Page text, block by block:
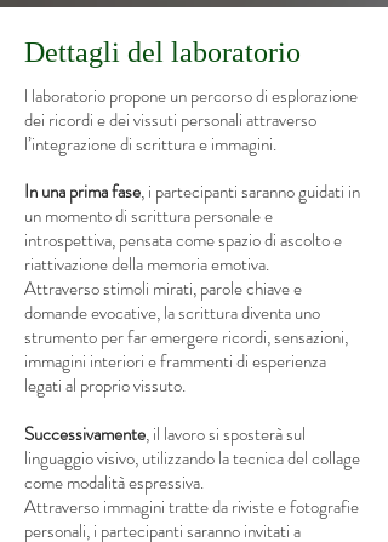
Dettagli del laboratorio
l laboratorio propone un percorso di esplorazione
dei ricordi e dei vissuti personali attraverso
l’integrazione di scrittura e immagini.
In una prima fase, i partecipanti saranno guidati in
un momento di scrittura personale e
introspettiva, pensata come spazio di ascolto e
riattivazione della memoria emotiva.
Attraverso stimoli mirati, parole chiave e
domande evocative, la scrittura diventa uno
strumento per far emergere ricordi, sensazioni,
immagini interiori e frammenti di esperienza
legati al proprio vissuto.
Successivamente, il lavoro si sposterà sul
linguaggio visivo, utilizzando la tecnica del collage
come modalità espressiva.
Attraverso immagini tratte da riviste e fotografie
personali, i partecipanti saranno invitati a